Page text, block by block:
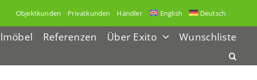
Objektkunden Privatkunden Händler English Deutsch
Referenzen Über Exito Wunschliste